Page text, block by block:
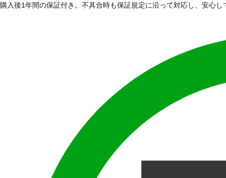
購入後1年間の保証付き。不具合時も保証規定に沿って対応し、安心